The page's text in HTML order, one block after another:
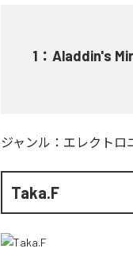
1 ： Aladdin's
ジャンル： エレクトロ
Taka.F